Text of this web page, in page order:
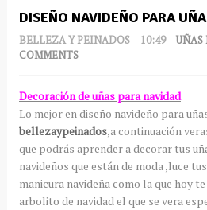
DISEÑO NAVIDEÑO PARA
BELLEZA Y PEINADOS 10:49 UÑAS
COMMENTS
Decoración de uñas para navidad
Lo mejor en diseño navideño para
bellezaypeinados,a continuación
que podrás aprender a decorar tus
navideños que están de moda ,luce
manicura navideña como la que hoy
arbolito de navidad el que se vera